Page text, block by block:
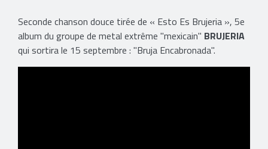
Seconde chanson douce tirée de « Esto Es Brujeria », 5e
album du groupe de metal extrême "mexicain" BRUJERIA
qui sortira le 15 septembre : "Bruja Encabronada".